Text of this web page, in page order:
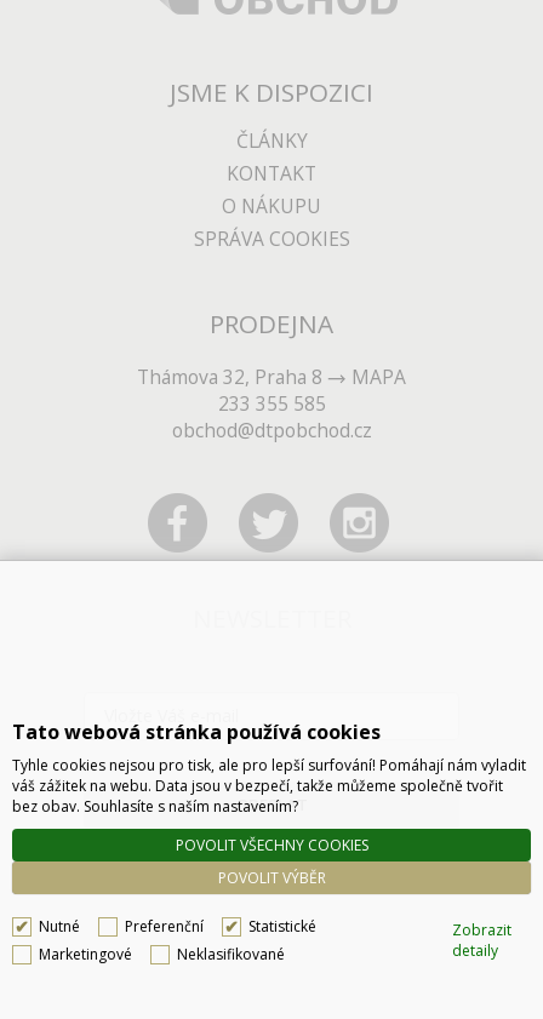
JSME K DISPOZICI
ČLÁNKY
KONTAKT
O NÁKUPU
SPRÁVA COOKIES
PRODEJNA
Thámova 32, Praha 8
MAPA
233 355 585
obchod@dtpobchod.cz
ODESLAT
Tato webová stránka používá cookies
Tyhle cookies nejsou pro tisk, ale pro lepší surfování! Pomáhají nám vyladit
váš zážitek na webu. Data jsou v bezpečí, takže můžeme společně tvořit
bez obav. Souhlasíte s naším nastavením?
POVOLIT VÝBĚR
POVOLIT VŠECHNY COOKIES
Nutné Preferenční
Statistické
Marketingové
Neklasifikované
Zobrazit
detaily